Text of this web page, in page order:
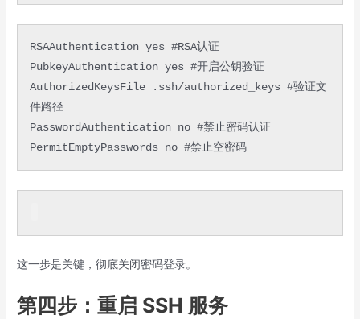
RSAAuthentication yes #RSA认证
PubkeyAuthentication yes #开启公钥验证
AuthorizedKeysFile .ssh/authorized_keys #验证文
件路径
PasswordAuthentication no #禁止密码认证
PermitEmptyPasswords no #禁止空密码
这一步是关键，彻底关闭密码登录。
第四步：重启 SSH 服务